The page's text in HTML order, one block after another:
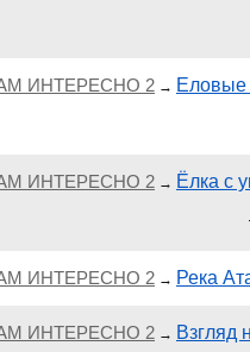
ИНТЕРЕСНО 2 → Еловые
ИНТЕРЕСНО 2 → Ёлка с
ИНТЕРЕСНО 2 → Река
ИНТЕРЕСНО 2 → Взгляд